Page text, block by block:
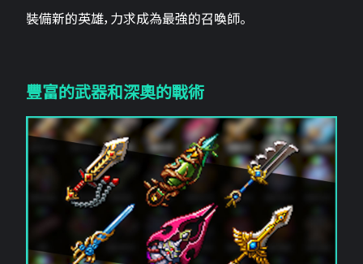
裝備新的英雄，力求成為最強的召喚師。
豐富的武器和深奧的戰術